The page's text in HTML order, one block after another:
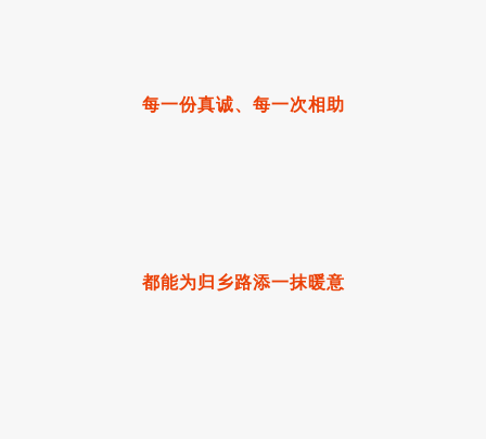
每一份真诚、每一次相助
都能为归乡路添一抹暖意